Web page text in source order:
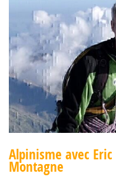
Alpinisme avec
Montagne